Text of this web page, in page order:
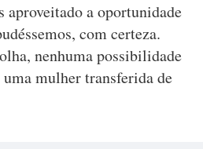
aproveitado a oportunidade
com certeza.
nenhuma possibilidade
mulher transferida de